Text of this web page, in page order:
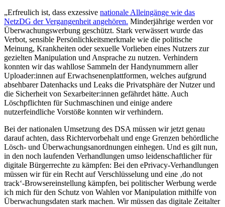
„Erfreulich ist, dass exzessive nationale Alleingänge wie das
NetzDG der Vergangenheit angehören. Minderjährige werden vor
Überwachungswerbung geschützt. Stark verwässert wurde das
Verbot, sensible Persönlichkeitsmerkmale wie die politische
Meinung, Krankheiten oder sexuelle Vorlieben eines Nutzers zur
gezielten Manipulation und Ansprache zu nutzen. Verhindern
konnten wir das wahllose Sammeln der Handynummern aller
Uploader:innen auf Erwachsenenplattformen, welches aufgrund
absehbarer Datenhacks und Leaks die Privatsphäre der Nutzer und
die Sicherheit von Sexarbeiter:innen gefährdet hätte. Auch
Löschpflichten für Suchmaschinen und einige andere
nutzerfeindliche Vorstöße konnten wir verhindern.
Bei der nationalen Umsetzung des DSA müssen wir jetzt genau
darauf achten, dass Richtervorbehalt und enge Grenzen behördliche
Lösch- und Überwachungsanordnungen einhegen. Und es gilt nun,
in den noch laufenden Verhandlungen umso leidenschaftlicher für
digitale Bürgerrechte zu kämpfen: Bei den ePrivacy-Verhandlungen
müssen wir für ein Recht auf Verschlüsselung und eine ‚do not
track‘-Browsereinstellung kämpfen, bei politischer Werbung werde
ich mich für den Schutz von Wahlen vor Manipulation mithilfe von
Überwachungsdaten stark machen. Wir müssen das digitale Zeitalter